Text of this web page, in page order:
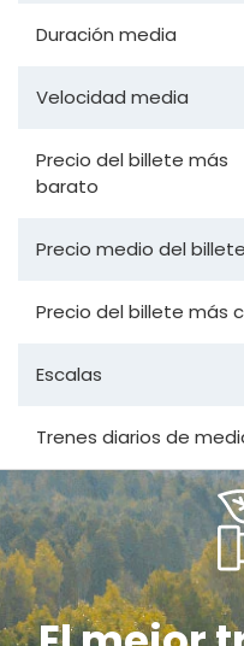
Duración media
Velocidad media
Precio del billete más
barato
Precio medio del billete
Precio del billete más
Escalas
Trenes diarios de